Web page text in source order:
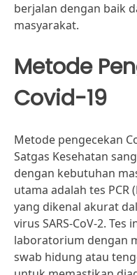
berjalan dengan baik
masyarakat.
Metode
Covid-19
Metode pengecekan
Satgas Kesehatan
dengan kebutuhan
utama adalah tes PCR
yang dikenal akurat
virus SARS-CoV-2. Tes
laboratorium dengan
swab hidung atau